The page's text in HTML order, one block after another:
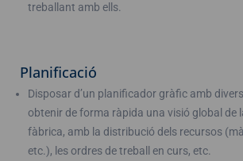
treballant amb ells.
Planificació
Disposar d’un planificador gràfic amb
obtenir de forma ràpida una visió global de
fàbrica, amb la distribució dels recursos
etc.), les ordres de treball en curs, etc.